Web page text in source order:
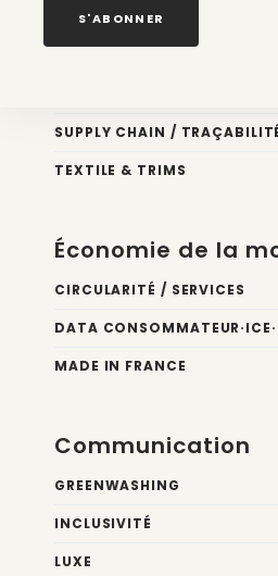
Éco conception
SUPPLY CHAIN /
TEXTILE & TRIMS
Économie de la
CIRCULARITÉ / SERVICES
DATA
MADE IN FRANCE
Communication
GREENWASHING
INCLUSIVITÉ
LUXE
S'ABONNER